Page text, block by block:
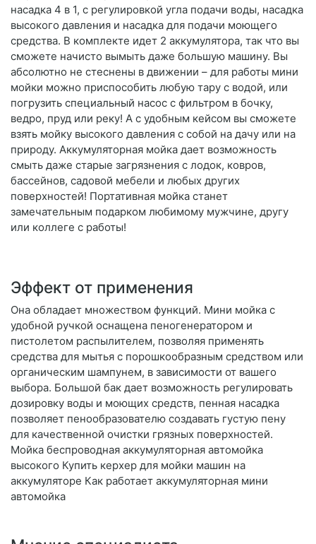
насадка 4 в 1, с регулировкой угла подачи воды, насадка
высокого давления и насадка для подачи моющего
средства. В комплекте идет 2 аккумулятора, так что вы
сможете начисто вымыть даже большую машину. Вы
абсолютно не стеснены в движении – для работы мини
мойки можно приспособить любую тару с водой, или
погрузить специальный насос с фильтром в бочку,
ведро, пруд или реку! А с удобным кейсом вы сможете
взять мойку высокого давления с собой на дачу или на
природу. Аккумуляторная мойка дает возможность
смыть даже старые загрязнения с лодок, ковров,
бассейнов, садовой мебели и любых других
поверхностей! Портативная мойка станет
замечательным подарком любимому мужчине, другу
или коллеге с работы!
Эффект от применения
Она обладает множеством функций. Мини мойка с
удобной ручкой оснащена пеногенератором и
пистолетом распылителем, позволяя применять
средства для мытья с порошкообразным средством или
органическим шампунем, в зависимости от вашего
выбора. Большой бак дает возможность регулировать
дозировку воды и моющих средств, пенная насадка
позволяет пенообразователю создавать густую пену
для качественной очистки грязных поверхностей.
Мойка беспроводная аккумуляторная автомойка
высокого Купить керхер для мойки машин на
аккумуляторе Как работает аккумуляторная мини
автомойка